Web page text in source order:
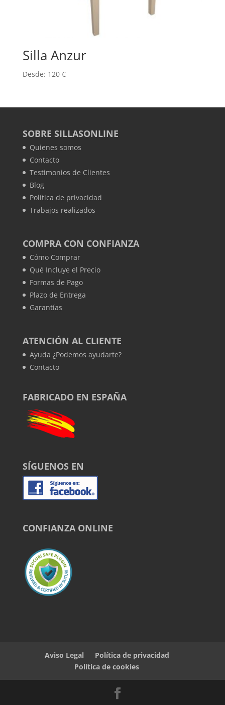
Silla Anzur
Desde: 120 €
SOBRE SILLASONLINE
Quienes somos
Contacto
Testimonios de Clientes
Blog
Política de privacidad
Trabajos realizados
COMPRA CON CONFIANZA
Cómo Comprar
Qué Incluye el Precio
Formas de Pago
Plazo de Entrega
Garantías
ATENCIÓN AL CLIENTE
Ayuda ¿Podemos ayudarte?
Contacto
FABRICADO EN ESPAÑA
SÍGUENOS EN
CONFIANZA ONLINE
Aviso Legal
Política de privacidad
Política de cookies